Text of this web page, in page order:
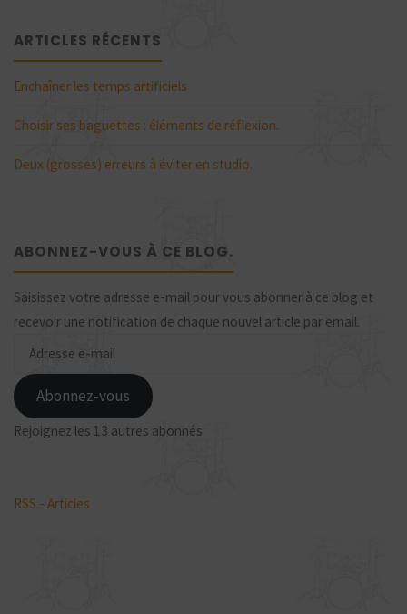
ARTICLES RÉCENTS
Enchaîner les temps artificiels
Choisir ses baguettes : éléments de réflexion.
Deux (grosses) erreurs à éviter en studio.
ABONNEZ-VOUS À CE BLOG.
Saisissez votre adresse e-mail pour vous abonner à ce blog et
recevoir une notification de chaque nouvel article par email.
Adresse
mailAbonnez-vous
Rejoignez les 13 autres abonnés
RSS - Articles